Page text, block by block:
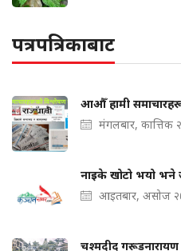
पत्रपत्रिकाबाट
आऔँ हामी
मंगलबार, कात्तिक
नाइके खोटो भयो भने
आइतबार, असोज
चश्मदीद गरूडनारायण